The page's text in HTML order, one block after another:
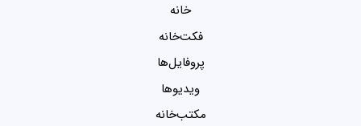
خانه
فکت‌خانه
پروفایل‌ها
ویدیو‌ها
مکتب‌خانه